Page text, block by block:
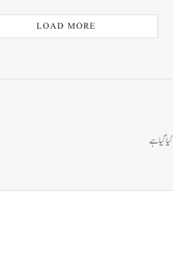
LOAD MORE
گیا ہے